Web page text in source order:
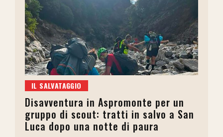
IL SALVATAGGIO
Disavventura in Aspromonte per un
gruppo di scout: tratti in salvo a San
Luca dopo una notte di paura